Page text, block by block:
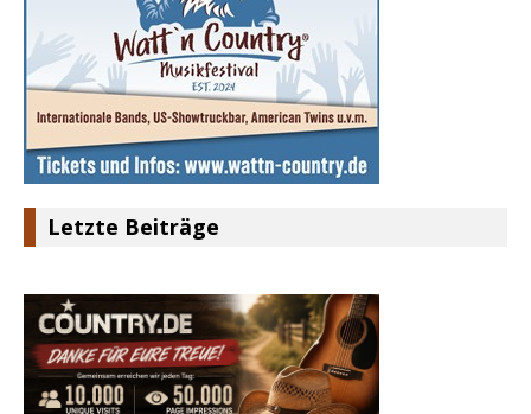
Letzte Beiträge